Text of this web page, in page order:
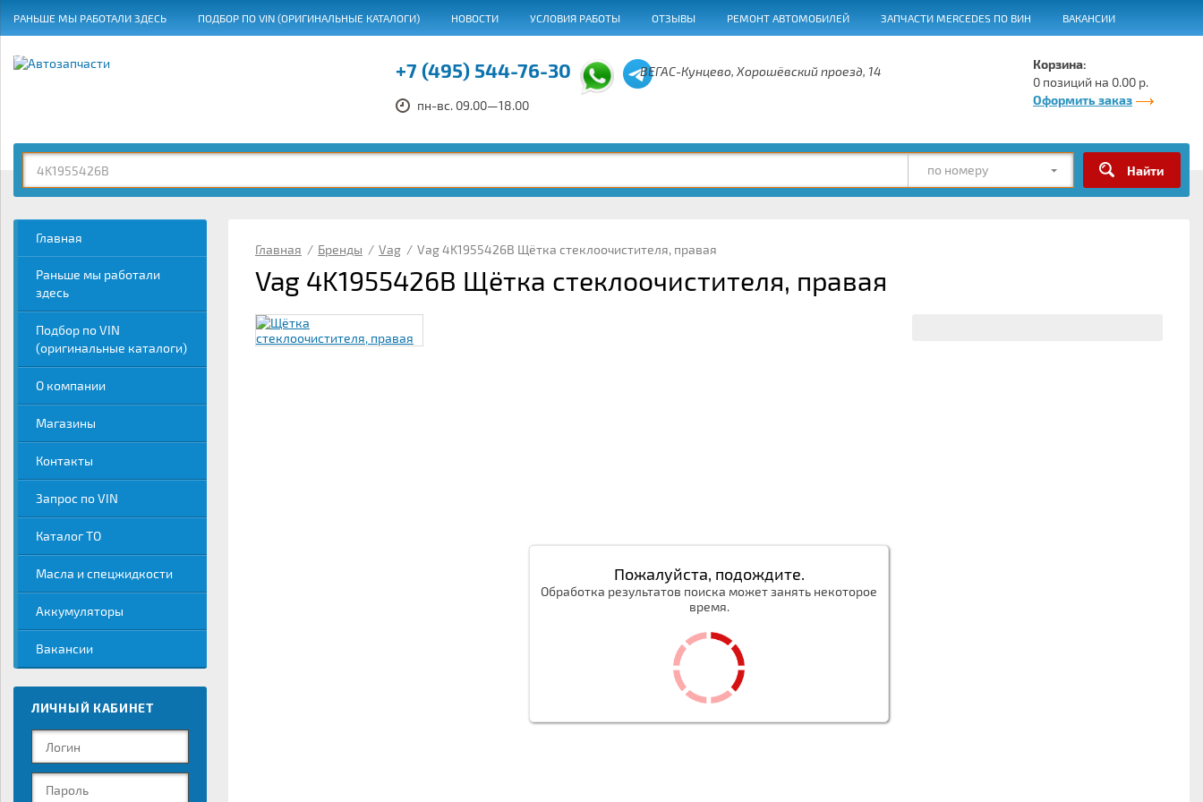
РАНЬШЕ МЫ РАБОТАЛИ ЗДЕСЬ ПОДБОР ПО VIN (ОРИГИНАЛЬНЫЕ КАТАЛОГИ) НОВОСТИ УСЛОВИЯ РАБОТЫ ОТЗЫВЫ РЕМОНТ АВТОМОБИЛЕЙ ЗАПЧАСТИ MERCEDES ПО ВИН ВАКАНСИИ
ГРАФИК РАБОТЫ
+7 (495) 544-76-30
пн-вс. 09.00—18.00
ВЕГАС-Кунцево, Хорошёвский проезд, 14
Корзина:
0 позиций на 0.00 р.
Оформить заказ
по номеру
Главная / Бренды / Vag / Vag 4K1955426B Щётка стеклоочистителя, правая
Vag 4K1955426B Щётка стеклоочистителя, правая
Пожалуйста, подождите.
Обработка результатов поиска может занять некоторое
время.
Главная
Раньше мы работали
здесь
Подбор по VIN
(оригинальные каталоги)
О компании
Магазины
Контакты
Запрос по VIN
Каталог ТО
Масла и спецжидкости
Аккумуляторы
Вакансии
ЛИЧНЫЙ КАБИНЕТ